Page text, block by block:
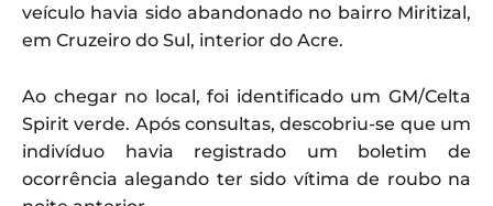
veículo havia sido abandonado no bairro Miritizal,
em Cruzeiro do Sul, interior do Acre.
Ao chegar no local, foi identificado um GM/Celta
Spirit verde. Após consultas, descobriu-se que um
indivíduo havia registrado um boletim de
ocorrência alegando ter sido vítima de roubo na